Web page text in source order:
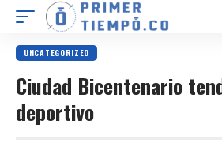
UNCATEGORIZED
Ciudad Bicentenario
deportivo